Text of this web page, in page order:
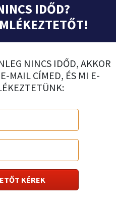
IDŐD?
NINCS IDŐD, AKKOR
MAIL CÍMED, ÉS MI E-